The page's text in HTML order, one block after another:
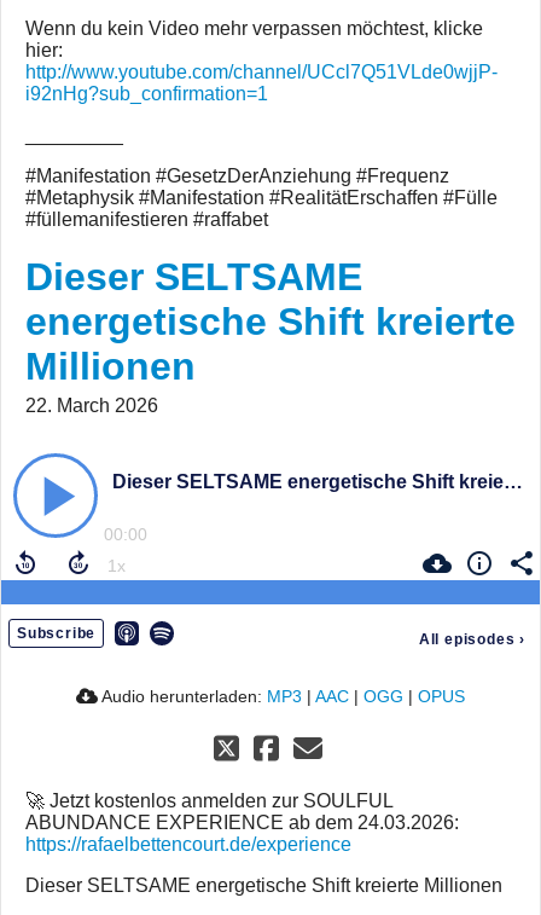
Wenn du kein Video mehr verpassen möchtest, klicke
hier:
http://www.youtube.com/channel/UCcl7Q51VLde0wjjP-
i92nHg?sub_confirmation=1
#Manifestation #GesetzDerAnziehung #Frequenz
#Metaphysik #Manifestation #RealitätErschaffen #Fülle
#füllemanifestieren #raffabet
Dieser SELTSAME
energetische Shift kreierte
Millionen
22. March 2026
Dieser SELTSAME energetische Shift kreierte Millionen
00:00
Subscribe All episodes ›
Audio herunterladen: MP3 | AAC | OGG | OPUS
🚀 Jetzt kostenlos anmelden zur SOULFUL
ABUNDANCE EXPERIENCE ab dem 24.03.2026:
https://rafaelbettencourt.de/experience
Dieser SELTSAME energetische Shift kreierte Millionen